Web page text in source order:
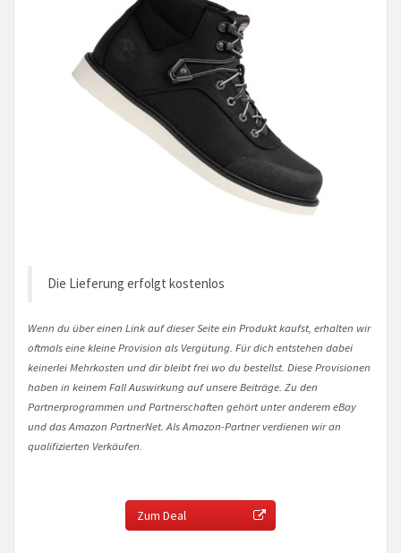
Die Lieferung erfolgt kostenlos
Wenn du über einen Link auf dieser Seite ein Produkt kaufst, erhalten wir
oftmals eine kleine Provision als Vergütung. Für dich entstehen dabei
keinerlei Mehrkosten und dir bleibt frei wo du bestellst. Diese Provisionen
haben in keinem Fall Auswirkung auf unsere Beiträge. Zu den
Partnerprogrammen und Partnerschaften gehört unter anderem eBay
und das Amazon PartnerNet. Als Amazon-Partner verdienen wir an
qualifizierten Verkäufen.
Zum Deal